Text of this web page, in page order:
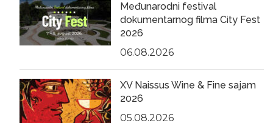
Međunarodni festival
dokumentarnog filma City Fest
2026
06.08.2026
XV Naissus Wine & Fine sajam
2026
05.08.2026